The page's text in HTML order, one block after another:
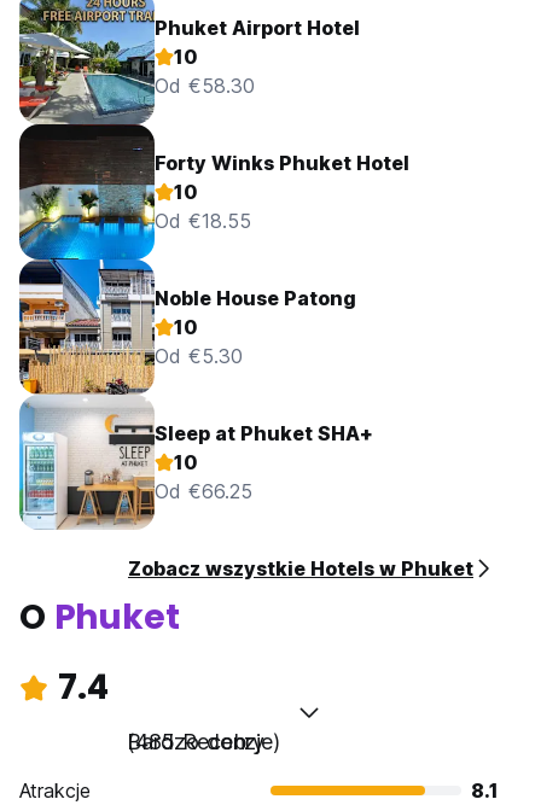
Phuket Airport Hotel
10
Od €58.30
Forty Winks Phuket Hotel
10
Od €18.55
Noble House Patong
10
Od €5.30
Sleep at Phuket SHA+
10
Od €66.25
Zobacz wszystkie Hotels w Phuket
O Phuket
7.4
Bardzo dobry
(485 Recenzje)
Atrakcje
8.1